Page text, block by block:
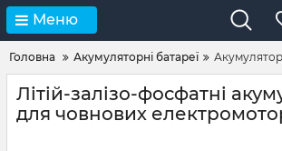
Меню
Головна Акумуляторні батареї
Літій-залізо-фосфатні
для човнових